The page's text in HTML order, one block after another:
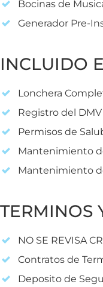
Bocinas de
Generador Pre-
INCLUIDO
Lonchera
Registro del
Permisos de
Mantenimiento
Mantenimiento
TERMINOS
NO SE REVISA
Contratos de
Deposito de